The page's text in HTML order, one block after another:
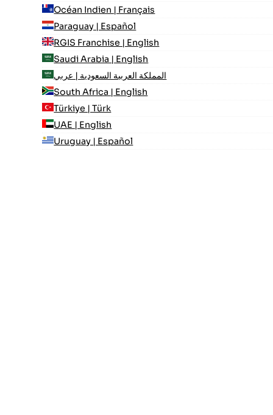
Océan Indien | Français
Paraguay | Español
RGIS Franchise | English
Saudi Arabia | English
المملكة العربية السعودية | عربي
South Africa | English
Türkiye | Türk
UAE | English
Uruguay | Español